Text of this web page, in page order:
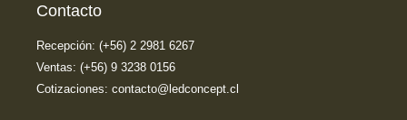
Contacto
Recepción: (+56) 2 2981 6267
Ventas: (+56) 9 3238 0156
Cotizaciones: contacto@ledconcept.cl